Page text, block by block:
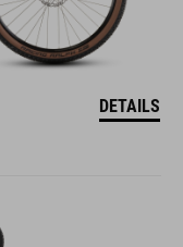
DETAILS